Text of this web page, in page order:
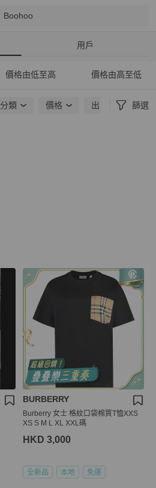
Boohoo
用戶
價格由低至高 價格由高至低
分類 價格 出貨地點 篩選
BURBERRY
Burberry 女士 格紋口袋棉質T恤XXS
XS S M L XL XXL碼
HKD 3,000
全新品 本地 免運